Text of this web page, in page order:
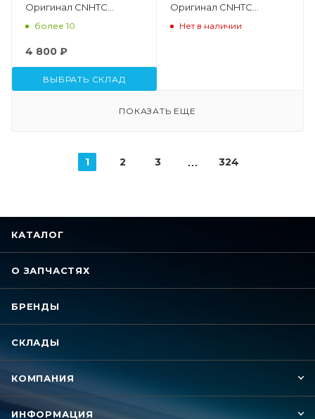
Оригинал CNHTC
811W41722-6021
более 10
4 800 ₽
ВЫБРАТЬ СКЛАД
Оригинал CNHTC
Нет в наличии
ПОКАЗАТЬ ЕЩЕ
1 2 3 324
КАТАЛОГ
О ЗАПЧАСТЯХ
БРЕНДЫ
СКЛАДЫ
КОМПАНИЯ
ИНФОРМАЦИЯ